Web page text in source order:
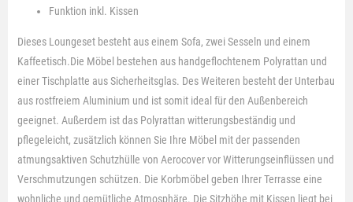
Funktion inkl. Kissen
Dieses Loungeset besteht aus einem Sofa, zwei Sesseln und einem
Kaffeetisch.Die Möbel bestehen aus handgeflochtenem Polyrattan und
einer Tischplatte aus Sicherheitsglas. Des Weiteren besteht der Unterbau
aus rostfreiem Aluminium und ist somit ideal für den Außenbereich
geeignet. Außerdem ist das Polyrattan witterungsbeständig und
pflegeleicht, zusätzlich können Sie Ihre Möbel mit der passenden
atmungsaktiven Schutzhülle von Aerocover vor Witterungseinflüssen und
Verschmutzungen schützen. Die Korbmöbel geben Ihrer Terrasse eine
wohnliche und gemütliche Atmosphäre. Die Sitzhöhe mit Kissen liegt bei